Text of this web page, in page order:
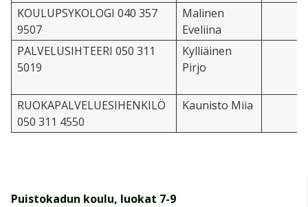
KOULUPSYKOLOGI 040 357
9507
Malinen
Eveliina
PALVELUSIHTEERI 050 311
5019
Kylliäinen
Pirjo
RUOKAPALVELUESIHENKILÖ
050 311 4550
Kaunisto Miia
Puistokadun koulu, luokat 7-9